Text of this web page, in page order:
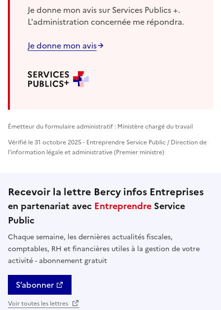
Je donne mon avis sur Services Publics +.
L'administration concernée me répondra.
Je donne mon avis
Émetteur du formulaire administratif : Ministère chargé du travail
Vérifié le 31 octobre 2025 - Entreprendre Service Public / Direction de
l'information légale et administrative (Premier ministre)
Recevoir la lettre Bercy infos Entreprises
en partenariat avec Entreprendre Service
Public
Chaque semaine, les dernières actualités fiscales,
comptables, RH et financières utiles à la gestion de votre
activité - abonnement gratuit
S’abonner
Voir toutes les lettres